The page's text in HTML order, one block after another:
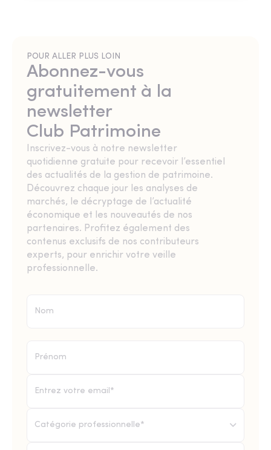
POUR ALLER PLUS LOIN
Abonnez-vous
gratuitement à la
newsletter
Club Patrimoine
Inscrivez-vous à notre newsletter
quotidienne gratuite pour recevoir l’essentiel
des actualités de la gestion de patrimoine.
Découvrez chaque jour les analyses de
marchés, le décryptage de l’actualité
économique et les nouveautés de nos
partenaires. Profitez également des
contenus exclusifs de nos contributeurs
experts, pour enrichir votre veille
professionnelle.
Catégorie professionnelle*